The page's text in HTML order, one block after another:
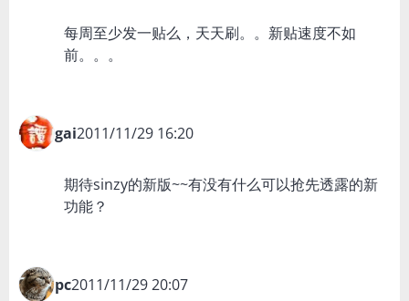
每周至少发一贴么，天天刷。。新贴速度不如
前。。。
gai2011/11/29 16:20
期待sinzy的新版~~有没有什么可以抢先透露的新
功能？
pc2011/11/29 20:07